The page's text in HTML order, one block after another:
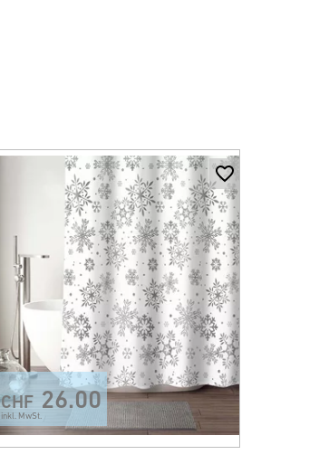
CHF 26.00
inkl. MwSt.